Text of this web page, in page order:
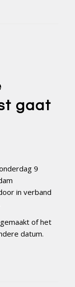
gaat
9
in verband
of het
datum.